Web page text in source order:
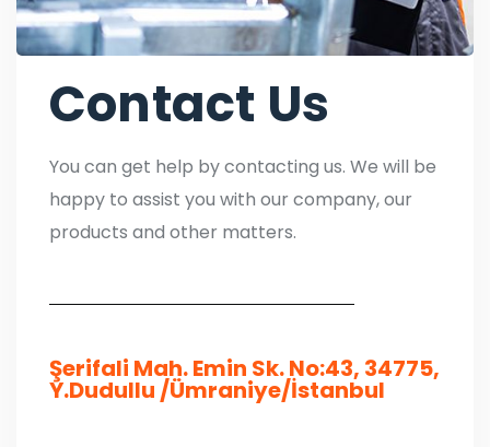
Contact Us
You can get help by contacting us. We will be
happy to assist you with our company, our
products and other matters.
Şerifali Mah. Emin Sk. No:43, 34775,
Y.Dudullu /Ümraniye/İstanbul